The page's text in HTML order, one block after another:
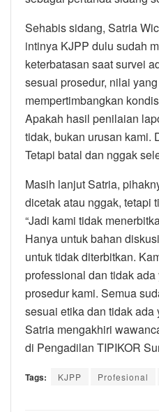
Sehabis sidang, Satria
intinya KJPP dulu sudah
keterbatasan saat survei
sesuai prosedur, nilai
mempertimbangkan
Apakah hasil penilaian
tidak, bukan urusan kami.
Tetapi batal dan nggak
Masih lanjut Satria,
dicetak atau nggak, tetapi
“Jadi kami tidak
Hanya untuk bahan
untuk tidak diterbitkan.
professional dan tidak
prosedur kami. Semua
sesuai etika dan tidak ada
Satria mengakhiri
di Pengadilan TIPIKOR
Tags: KJPP Profesional